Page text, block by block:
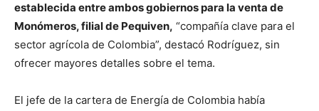
establecida entre ambos gobiernos para la venta de
Monómeros, filial de Pequiven, “compañía clave para el
sector agrícola de Colombia”, destacó Rodríguez, sin
ofrecer mayores detalles sobre el tema.
El jefe de la cartera de Energía de Colombia había